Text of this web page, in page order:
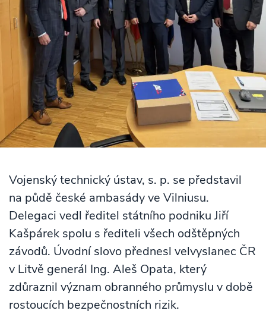
Vojenský technický ústav, s. p. se představil
na půdě české ambasády ve Vilniusu.
Delegaci vedl ředitel státního podniku Jiří
Kašpárek spolu s řediteli všech odštěpných
závodů. Úvodní slovo přednesl velvyslanec ČR
v Litvě generál Ing. Aleš Opata, který
zdůraznil význam obranného průmyslu v době
rostoucích bezpečnostních rizik.